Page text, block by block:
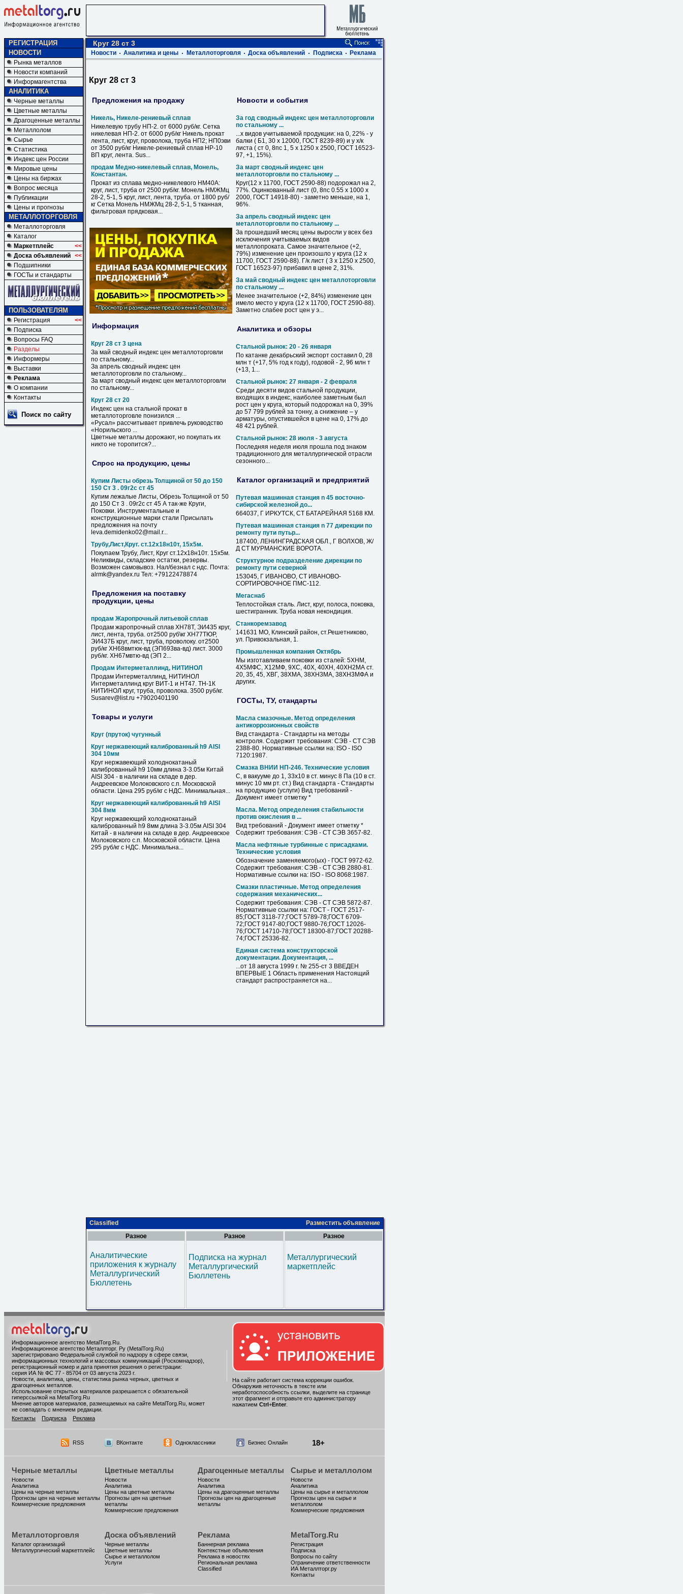
РЕГИСТРАЦИЯ
НОВОСТИ
Рынка металлов
Новости компаний
Информагентства
АНАЛИТИКА
Черные металлы
Цветные металлы
Драгоценные металлы
Металлолом
Сырье
Статистика
Индекс цен России
Мировые цены
Цены на биржах
Вопрос месяца
Публикации
Цены и прогнозы
МЕТАЛЛОТОРГОВЛЯ
Металлоторговля
Каталог
Маркетплейс
<<
Доска объявлений <<
Подшипники
ГОСТы и стандарты
ПОЛЬЗОВАТЕЛЯМ
Регистрация
<<
Подписка
Вопросы FAQ
Разделы
Информеры
Выставки
Реклама
О компании
Контакты
Поиск по сайту
Круг 28 ст 3
Новости Аналитика и цены Металлоторговля Доска объявлений Подписка Реклама
Круг 28 ст 3
Предложения на продажу
Никель, Никеле-рениевый сплав
Никелевую трубу НП-2. от 6000 руб/кг. Сетка
никелевая НП-2. от 6000 руб/кг Никель прокат
лента, лист, круг, проволока, труба НП2; НП0эви
от 3500 руб/кг Никеле-рениевый сплав НР-10
ВП круг, лента. Sus...
продам Медно-никелевый сплав, Монель,
Константан.
Прокат из сплава медно-никелевого НМ40А:
круг, лист, труба от 2500 руб/кг. Монель НМЖМц
28-2, 5-1, 5 круг, лист, лента, труба. от 1800 руб/
кг Сетка Монель НМЖМц 28-2, 5-1, 5 тканная,
фильтровая прядковая...
Информация
Круг 28 ст 3 цена
За май сводный индекс цен металлоторговли
по стальному...
За апрель сводный индекс цен
металлоторговли по стальному...
За март сводный индекс цен металлоторговли
по стальному...
Круг 28 ст 20
Индекс цен на стальной прокат в
металлоторговле понизился ...
«Русал» рассчитывает привлечь руководство
«Норильского ...
Цветные металлы дорожают, но покупать их
никто не торопится?...
Спрос на продукцию, цены
Купим Листы обрезь Толщиной от 50 до 150
150 Ст 3 . 09г2с ст 45
Купим лежалые Листы, Обрезь Толщиной от 50
до 150 Ст 3 . 09г2с ст 45 А так-же Круги,
Поковки. Инструментальные и
конструкционные марки стали Присылать
предложения на почту
leva.demidenko02@mail.r...
Трубу,Лист,Круг. ст.12х18н10т, 15х5м.
Покупаем Трубу, Лист, Круг ст.12х18н10т. 15х5м.
Неликвиды, складские остатки, резервы.
Возможен самовывоз. Нал/безнал с ндс. Почта:
alrmk@yandex.ru Тел: +79122478874
Предложения на поставку
продукции, цены
продам Жаропрочный литьевой сплав
Продам жаропрочный сплав ХН78Т, ЭИ435 круг,
лист, лента, труба. от2500 руб\кг ХН77ТЮР,
ЭИ437Б круг, лист, труба, проволоку. от2500
руб/кг ХН68вмтюк-вд (ЭП693ва-вд) лист. 3000
руб/кг. ХН67мвтю-вд (ЭП 2...
Продам Интерметаллинд, НИТИНОЛ
Продам Интерметаллинд, НИТИНОЛ
Интерметаллинд круг ВИТ-1 и НТ47. ТН-1К
НИТИНОЛ круг, труба, проволока. 3500 руб/кг.
Susarev@list.ru +79020401190
Товары и услуги
Круг (пруток) чугунный
Круг нержавеющий калиброванный h9 AISI
304 10мм
Круг нержавеющий холоднокатаный
калиброванный h9 10мм длина 3-3.05м Китай
AISI 304 - в наличии на складе в дер.
Андреевское Молоковского с.п. Московской
области. Цена 295 руб/кг с НДС. Минимальная...
Круг нержавеющий калиброванный h9 AISI
304 8мм
Круг нержавеющий холоднокатаный
калиброванный h9 8мм длина 3-3.05м AISI 304
Китай - в наличии на складе в дер. Андреевское
Молоковского с.п. Московской области. Цена
295 руб/кг с НДС. Минимальна...
Новости и события
За год сводный индекс цен металлоторговли
по стальному ...
...х видов учитываемой продукции: на 0, 22% - у
балки ( Б1, 30 x 12000, ГОСТ 8239-89) и у х/к
листа ( ст 0, 8пс 1, 5 x 1250 x 2500, ГОСТ 16523-
97, +1, 15%).
За март сводный индекс цен
металлоторговли по стальному ...
Круг(12 x 11700, ГОСТ 2590-88) подорожал на 2,
77%. Оцинкованный лист (0, 8пс 0.55 x 1000 x
2000, ГОСТ 14918-80) - заметно меньше, на 1,
96%.
За апрель сводный индекс цен
металлоторговли по стальному ...
За прошедший месяц цены выросли у всех без
исключения учитываемых видов
металлопроката. Самое значительное (+2,
79%) изменение цен произошло у круга (12 x
11700, ГОСТ 2590-88). Г/к лист ( 3 x 1250 x 2500,
ГОСТ 16523-97) прибавил в цене 2, 31%.
За май сводный индекс цен металлоторговли
по стальному ...
Менее значительное (+2, 84%) изменение цен
имело место у круга (12 x 11700, ГОСТ 2590-88).
Заметно слабее рост цен у э...
Аналитика и обзоры
Стальной рынок: 20 - 26 января
По катанке декабрьский экспорт составил 0, 28
млн т (+17, 5% год к году), годовой - 2, 96 млн т
(+13, 1...
Стальной рынок: 27 января - 2 февраля
Среди десяти видов стальной продукции,
входящих в индекс, наиболее заметным был
рост цен у круга, который подорожал на 0, 39%
до 57 799 рублей за тонну, а снижение – у
арматуры, опустившейся в цене на 0, 17% до
48 421 рублей.
Стальной рынок: 28 июля - 3 августа
Последняя неделя июля прошла под знаком
традиционного для металлургической отрасли
сезонного...
Каталог организаций и предприятий
Путевая машинная станция n 45 восточно-
сибирской железной до...
664037, Г ИРКУТСК, СТ БАТАРЕЙНАЯ 5168 КМ.
Путевая машинная станция n 77 дирекции по
ремонту пути путьр...
187400, ЛЕНИНГРАДСКАЯ ОБЛ., Г ВОЛХОВ, Ж/
Д СТ МУРМАНСКИЕ ВОРОТА.
Структурное подразделение дирекции по
ремонту пути северной
153045, Г ИВАНОВО, СТ ИВАНОВО-
СОРТИРОВОЧНОЕ ПМС-112.
Мегаснаб
Теплостойкая сталь. Лист, круг, полоса, поковка,
шестигранник. Труба новая некондиция.
Cтанкоремзавод
141631 МО, Клинский район, ст.Решетниково,
ул. Привокзальная, 1.
Промышленная компания Октябрь
Мы изготавливаем поковки из сталей: 5ХНМ,
4Х5МФС, Х12МФ, 9ХС, 40Х, 40ХН, 40ХН2МА ст.
20, 35, 45, ХВГ, 38ХМА, 38ХН3МА, 38ХН3МФА и
других.
ГОСТы, ТУ, стандарты
Масла смазочные. Метод определения
антикоррозионных свойств
Вид стандарта - Стандарты на методы
контроля. Содержит требования: СЭВ - СТ СЭВ
2388-80. Нормативные ссылки на: ISO - ISO
7120:1987.
Смазка ВНИИ НП-246. Технические условия
С, в вакууме до 1, 33х10 в ст. минус 8 Па (10 в ст.
минус 10 мм рт. ст.) Вид стандарта - Стандарты
на продукцию (услуги) Вид требований -
Документ имеет отметку *
Масла. Метод определения стабильности
против окисления в ...
Вид требований - Документ имеет отметку *
Содержит требования: СЭВ - СТ СЭВ 3657-82.
Масла нефтяные турбинные с присадками.
Технические условия
Обозначение заменяемого(ых) - ГОСТ 9972-62.
Содержит требования: СЭВ - СТ СЭВ 2880-81.
Нормативные ссылки на: ISO - ISO 8068:1987.
Смазки пластичные. Метод определения
содержания механических...
Содержит требования: СЭВ - СТ СЭВ 5872-87.
Нормативные ссылки на: ГОСТ - ГОСТ 2517-
85;ГОСТ 3118-77;ГОСТ 5789-78;ГОСТ 6709-
72;ГОСТ 9147-80;ГОСТ 9880-76;ГОСТ 12026-
76;ГОСТ 14710-78;ГОСТ 18300-87;ГОСТ 20288-
74;ГОСТ 25336-82.
Единая система конструкторской
документации. Документация, ...
...от 18 августа 1999 г. № 255-ст 3 ВВЕДЕН
ВПЕРВЫЕ 1 Область применения Настоящий
стандарт распространяется на...
Classified
Разместить объявление
Разное
Аналитические
приложения к журналу
Металлургический
Бюллетень
Разное
Подписка на журнал
Металлургический
Бюллетень
Разное
Металлургический
маркетплейс
Информационное агентство MetalTorg.Ru
Информационное агентство Металлторг. Ру (MetalTorg.Ru)
зарегистрировано Федеральной службой по надзору в сфере связи,
информационных технологий и массовых коммуникаций (Роскомнадзор),
регистрационный номер и дата принятия решения о регистрации:
серия ИА № ФС 77 - 85704 от 03 августа 2023 г.
Новости, аналитика, цены, статистика рынка черных, цветных и
драгоценных металлов.
Использование открытых материалов разрешается с обязательной
гиперссылкой на MetalTorg.Ru
Мнение авторов материалов, размещаемых на сайте MetalTorg.Ru, может
не совпадать с мнением редакции.
Контакты
Подписка Реклама
На сайте работает система коррекции ошибок.
Обнаружив неточность в тексте или
неработоспособность ссылки, выделите на странице
этот фрагмент и отправьте его администратору
нажатием Ctrl +Enter.
RSS ВКонтакте Одноклассники Бизнес Онлайн 18+
Черные металлы
Новости
Аналитика
Цены на черные металлы
Прогнозы цен на черные металлы
Коммерческие предложения
Цветные металлы
Новости
Аналитика
Цены на цветные металлы
Прогнозы цен на цветные
металлы
Коммерческие предложения
Драгоценные металлы
Новости
Аналитика
Цены на драгоценные металлы
Прогнозы цен на драгоценные
металлы
Сырье и металлолом
Новости
Аналитика
Цены на сырье и металлолом
Прогнозы цен на сырье и
металлолом
Коммерческие предложения
Металлоторговля
Каталог организаций
Металлургический маркетплейс
Доска объявлений
Черные металлы
Цветные металлы
Сырье и металлолом
Услуги
Реклама
Баннерная реклама
Контекстные объявления
Реклама в новостях
Региональная реклама
Classified
MetalTorg.Ru
Регистрация
Подписка
Вопросы по сайту
Ограничение ответственности
ИА Металлторг.ру
Контакты